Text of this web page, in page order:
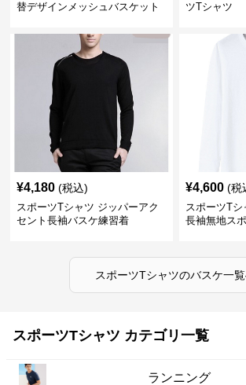
替デザインメッシュバスケット
ツTシャツ
¥4,180 (税込)
スポーツTシャツ ジッパーアク
セント長袖バスケ練習着
¥4,600 (税
スポーツTシ
長袖無地ス
スポーツTシャツのバスケ一
スポーツTシャツ カテゴリ一覧
ランニング